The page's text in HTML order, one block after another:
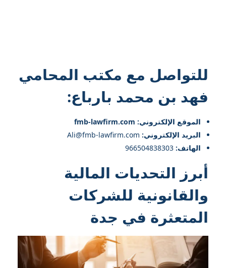
للتواصل مع مكتب المحامي
فهد بن محمد بارباع:
الموقع الإلكتروني: fmb-lawfirm.com
البريد الإلكتروني: Ali@fmb-lawfirm.com
الهاتف: 966504838303
أبرز التحديات المالية
والقانونية للشركات
المتعثرة في جدة